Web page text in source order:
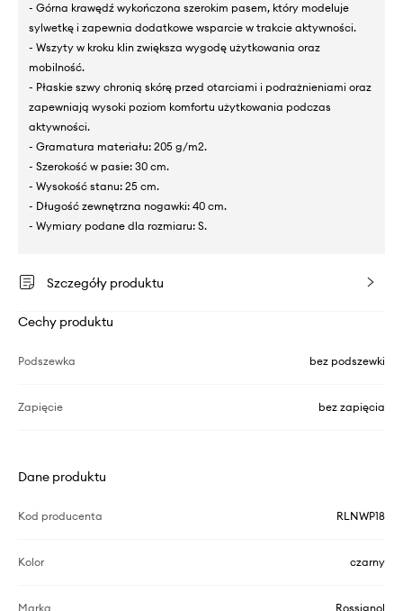
- Górna krawędź wykończona szerokim pasem, który modeluje
sylwetkę i zapewnia dodatkowe wsparcie w trakcie aktywności.
- Wszyty w kroku klin zwiększa wygodę użytkowania oraz
mobilność.
- Płaskie szwy chronią skórę przed otarciami i podrażnieniami oraz
zapewniają wysoki poziom komfortu użytkowania podczas
aktywności.
- Gramatura materiału: 205 g/m2.
- Szerokość w pasie: 30 cm.
- Wysokość stanu: 25 cm.
- Długość zewnętrzna nogawki: 40 cm.
- Wymiary podane dla rozmiaru: S.
Szczegóły produktu
Cechy produktu
Podszewka bez podszewki
Zapięcie bez zapięcia
Dane produktu
Kod producenta RLNWP18
Kolor czarny
Marka Rossignol